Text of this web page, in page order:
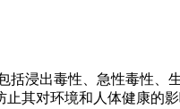
括浸出毒性、急性毒性
其对环境和人体健康的